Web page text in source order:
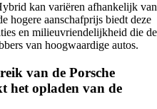
kan variëren afhankelijk van
hogere aanschafprijs biedt deze
en milieuvriendelijkheid die de
van hoogwaardige autos.
van de Porsche
het opladen van de